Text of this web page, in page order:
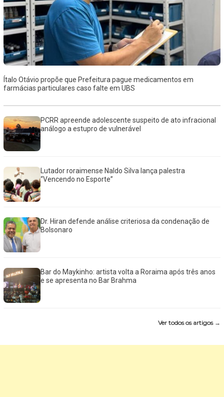
Ítalo Otávio propõe que Prefeitura pague medicamentos em
farmácias particulares caso falte em UBS
PCRR apreende adolescente suspeito de ato infracional
análogo a estupro de vulnerável
Lutador roraimense Naldo Silva lança palestra
“Vencendo no Esporte”
Dr. Hiran defende análise criteriosa da condenação de
Bolsonaro
Bar do Maykinho: artista volta a Roraima após três anos
e se apresenta no Bar Brahma
Ver todos os artigos →